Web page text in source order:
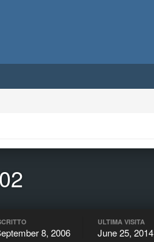
8, 2006
ULTIMA VISITA
June 25, 2014